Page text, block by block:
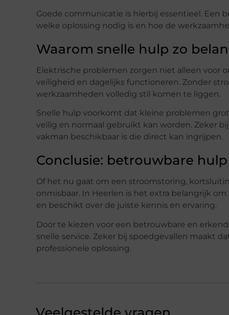
Goede communicatie is hierbij essentieel. Een
welke oplossing nodig is en hoe de
Waarom snelle hulp zo
Elektrische problemen zorgen niet alleen voor
veiligheid en dagelijks functioneren. Zonder
werkzaamheden volledig stil komen te liggen.
Snelle hulp voorkomt dat kleine problemen
veilig en normaal gebruikt kan worden. Zeker
vakman beschikbaar is die direct kan ingrijpen.
Conclusie: betrouwbare
Of het nu gaat om een stroomstoring,
onmisbaar. In Heerlen is het extra belangrijk
en beschikt over de juiste kennis en ervaring.
Door te kiezen voor een betrouwbare en
snelle service. Zeker bij spoedgevallen maakt
professionele oplossing.